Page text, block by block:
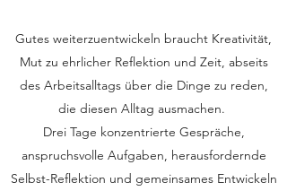
Gutes weiterzuentwickeln braucht Kreativität,
Mut zu ehrlicher Reflektion und Zeit, abseits
des Arbeitsalltags über die Dinge zu reden,
die diesen Alltag ausmachen.
Drei Tage konzentrierte Gespräche,
anspruchsvolle Aufgaben, herausfordernde
Selbst-Reflektion und gemeinsames Entwickeln